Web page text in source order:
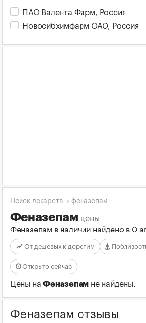
ПАО Валента Фарм, Россия
Новосибхимфарм ОАО, Россия
Поиск лекарств феназепам
Феназепам цены
Феназепам в наличии найдено в 0
От дешевых к дорогим
Открыто сейчас
Цены на Феназепам не найдены.
Феназепам отзывы